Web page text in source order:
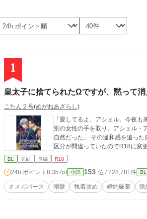
1
皇太子に捨てられたΩですが、黙って
こたん２号(めがねあざらし)
「愛してるよ、アシェル。今夜も来てくれるかい？」 その半刻後、皇太
別の女性の手を取り、アシェル・
自然だった。 その違和感を追った
区分が間違っていたのでR18に変
BL 完結 長編 R18
24h.ポイント 8,357pt 小説 153 位 / 228,781件 BL
オメガバース 溺愛 執着攻め 婚約破棄 陰